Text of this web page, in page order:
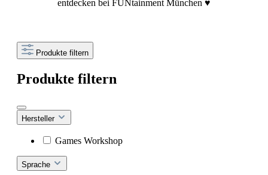
entdecken bei FUNtainment München ♥
Produkte filtern
Produkte filtern
Hersteller
Games Workshop
Sprache